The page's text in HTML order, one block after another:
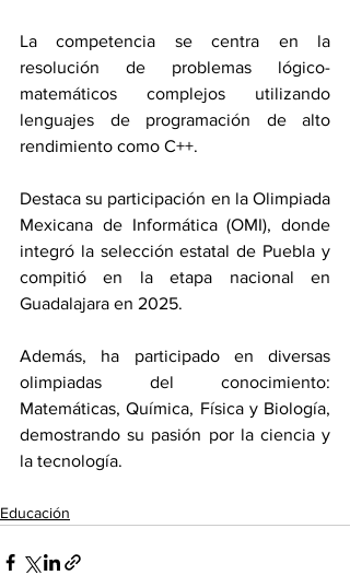
La competencia se centra en la
resolución de problemas lógico-
matemáticos complejos utilizando
lenguajes de programación de alto
rendimiento como C++.
Destaca su participación en la Olimpiada
Mexicana de Informática (OMI), donde
integró la selección estatal de Puebla y
compitió en la etapa nacional en
Guadalajara en 2025.
Además, ha participado en diversas
olimpiadas del conocimiento:
Matemáticas, Química, Física y Biología,
demostrando su pasión por la ciencia y
la tecnología.
Educación